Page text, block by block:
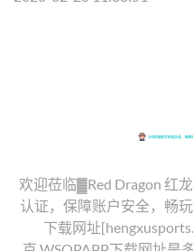
欢迎莅临▓Red Dragon 红
认证，保障账户安全，畅
下载网址